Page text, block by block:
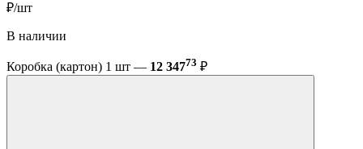
₽/шт
В наличии
Коробка (картон) 1 шт — 12 34773 ₽